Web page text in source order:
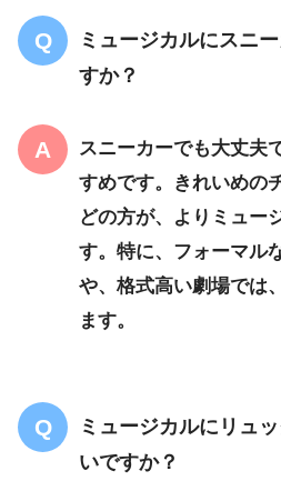
ミュージカルにスニ
すか？
スニーカーでも大丈夫
すめです。きれいめの
どの方が、よりミュー
す。特に、フォーマル
や、格式高い劇場では
ます。
ミュージカルにリュ
いですか？